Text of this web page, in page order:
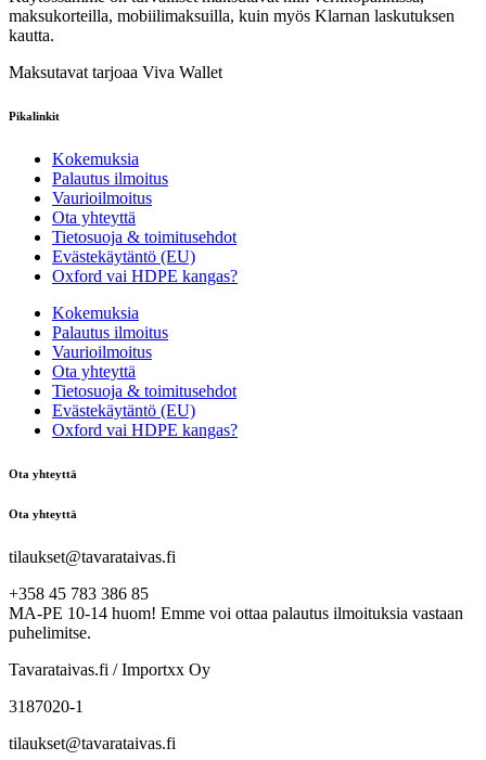
maksukorteilla, mobiilimaksuilla, kuin myös Klarnan laskutuksen
kautta.
Maksutavat tarjoaa Viva Wallet
Pikalinkit
Kokemuksia
Palautus ilmoitus
Vaurioilmoitus
Ota yhteyttä
Tietosuoja & toimitusehdot
Evästekäytäntö (EU)
Oxford vai HDPE kangas?
Kokemuksia
Palautus ilmoitus
Vaurioilmoitus
Ota yhteyttä
Tietosuoja & toimitusehdot
Evästekäytäntö (EU)
Oxford vai HDPE kangas?
Ota yhteyttä
Ota yhteyttä
tilaukset@tavarataivas.fi
+358 45 783 386 85
MA-PE 10-14 huom! Emme voi ottaa palautus ilmoituksia vastaan
puhelimitse.
Tavarataivas.fi / Importxx Oy
3187020-1
tilaukset@tavarataivas.fi